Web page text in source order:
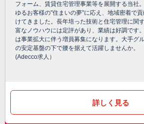
フォーム、賃貸住宅管理事業等を展開する当社
ゆるお客様の"住まいの夢"に応え、地域密着で
けてきました。長年培った技術と住宅管理に関
富なノウハウには定評があり、業績は好調です
は事業拡大に伴う増員募集になります。大手グ
の安定基盤の下で腰を据えて活躍しませんか。
(Adecco求人）
詳しく見る